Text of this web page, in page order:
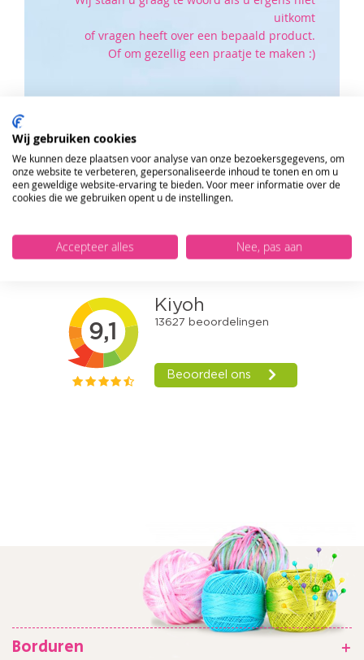
uitkomt
of vragen heeft over een bepaald product.
Of om gezellig een praatje te maken :)
Borduren
+
ONTVANG DE NIEUWSBRIEF EN KRIJG
10%KORTING OP JE EERSTE ONLINE
BESTELLING!
VERSTUUR
Wij gebruiken cookies
We kunnen deze plaatsen voor analyse van onze bezoekersgegevens, om
onze website te verbeteren, gepersonaliseerde inhoud te tonen en om u
een geweldige website-ervaring te bieden. Voor meer informatie over de
cookies die we gebruiken opent u de instellingen.
Accepteer alles Nee, pas aan